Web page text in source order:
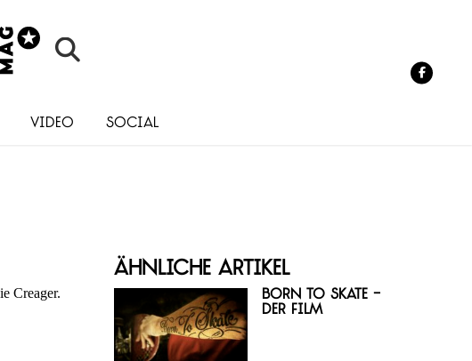
Video Social
Creager.
Ähnliche Artikel
Born to Skate -
Der Film